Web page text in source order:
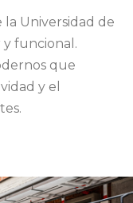
la Universidad de
y funcional.
que
y el